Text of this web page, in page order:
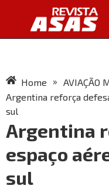
Home » AVIAÇÃO
Argentina reforça
sul
Argentina
espaço
sul